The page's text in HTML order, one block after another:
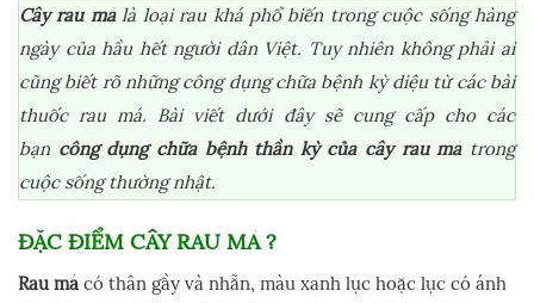
Cây rau málà loại rau khá phổ biến trong cuộc sống hàng
ngày của hầu hết người dân Việt. Tuy nhiên không phải ai
cũng biết rõ những công dụng chữa bệnh kỳ diệu từ các bài
thuốc rau má. Bài viết dưới đây sẽ cung cấp cho các
bạn công dụng chữa bệnh thần kỳ của cây rau mátrong
cuộc sống thường nhật.
ĐẶC ĐIỂM CÂY RAU MÁ ?
Rau má có thân gầy và nhẵn, màu xanh lục hoặc lục có ánh